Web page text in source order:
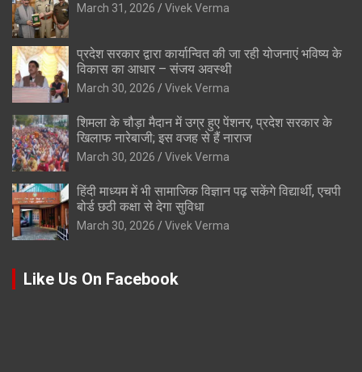
March 31, 2026 Vivek Verma
प्रदेश सरकार द्वारा कार्यान्वित की जा रही योजनाएं भविष्य के
विकास का आधार – संजय अवस्थी
March 30, 2026 Vivek Verma
शिमला के चौड़ा मैदान में उग्र हुए पेंशनर, प्रदेश सरकार के
खिलाफ नारेबाजी; इस वजह से हैं नाराज
March 30, 2026 Vivek Verma
हिंदी माध्यम में भी सामाजिक विज्ञान पढ़ सकेंगे विद्यार्थी, एचपी
बोर्ड छठी कक्षा से देगा सुविधा
March 30, 2026 Vivek Verma
Like Us On Facebook